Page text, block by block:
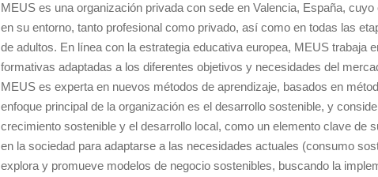
MEUS es una organización privada con sede en Valencia, España,
en su entorno, tanto profesional como privado, así como en todas las
de adultos. En línea con la estrategia educativa europea, MEUS trabaja
formativas adaptadas a los diferentes objetivos y necesidades del
MEUS es experta en nuevos métodos de aprendizaje, basados ​​en
enfoque principal de la organización es el desarrollo sostenible, y
crecimiento sostenible y el desarrollo local, como un elemento clave de
en la sociedad para adaptarse a las necesidades actuales (consumo
explora y promueve modelos de negocio sostenibles, buscando la